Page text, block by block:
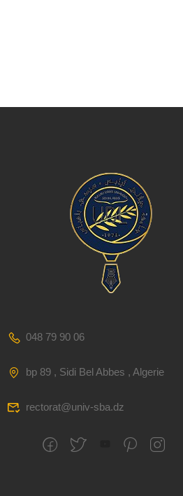
048 79 90 06
bp 89 , Sidi Bel Abbes , Algerie
rectorat@univ-sba.dz